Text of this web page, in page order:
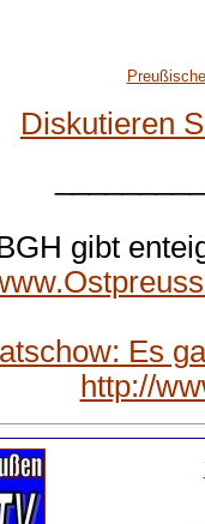
Diskutieren
gibt
Es
http://